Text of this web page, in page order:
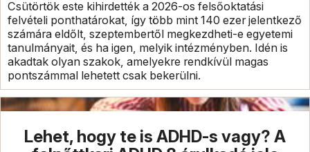
Csütörtök este kihirdették a 2026-os felsőoktatási
felvételi ponthatárokat, így több mint 140 ezer jelentkező
számára eldőlt, szeptembertől megkezdheti-e egyetemi
tanulmányait, és ha igen, melyik intézményben. Idén is
akadtak olyan szakok, amelyekre rendkívül magas
pontszámmal lehetett csak bekerülni.
Lehet, hogy te is ADHD-s vagy? A